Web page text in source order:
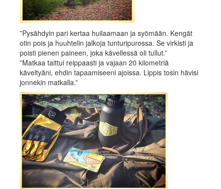
”Pysähdyin pari kertaa huilaamaan ja syömään. Kengät
otin pois ja huuhtelin jalkoja tunturipurossa. Se virkisti ja
poisti pienen paineen, joka kävellessä oli tullut.”
”Matkaa taittui reippaasti ja vajaan 20 kilometriä
käveltyäni, ehdin tapaamiseeni ajoissa. Lippis tosin hävisi
jonnekin matkalla.”